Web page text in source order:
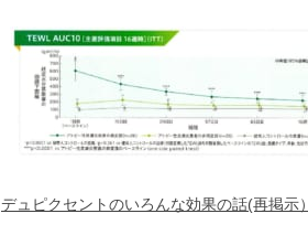
デュピクセントのいろんな効果の話(再掲示）